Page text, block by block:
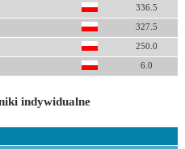
336.5
327.5
250.0
6.0
indywidualne